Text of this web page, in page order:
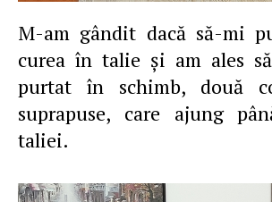
M-am gândit dacă să-mi
curea în talie şi am ales
purtat în schimb, două
suprapuse, care ajung
taliei.